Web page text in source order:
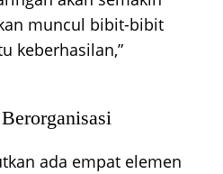
muncul bibit-bibit
keberhasilan,”
ada empat elemen